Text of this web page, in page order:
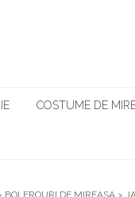
COSTUME DE
BOLEROURI DE MIREASA >